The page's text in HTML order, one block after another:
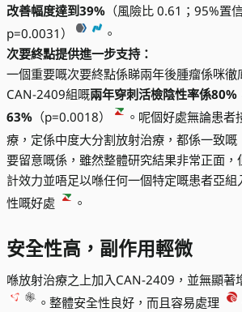
改善幅度達到39% （風險比 0.61；95%置
p=0.0031）
。
次要終點提供進一步支持：
一個重要嘅次要終點係睇兩年後腫瘤係咪徹
CAN-2409組嘅兩年穿刺活檢陰性率係80%
63% （p=0.0018）
。呢個好處無論患
療，定係中度大分割放射治療，都係一致嘅
要留意嘅係，雖然整體研究結果非常正面
計效力並唔足以喺任何一個特定嘅患者亞
性嘅好處
。
安全性高，副作用輕微
喺放射治療之上加入CAN-2409，並無顯著
。整體安全性良好，而且容易處理